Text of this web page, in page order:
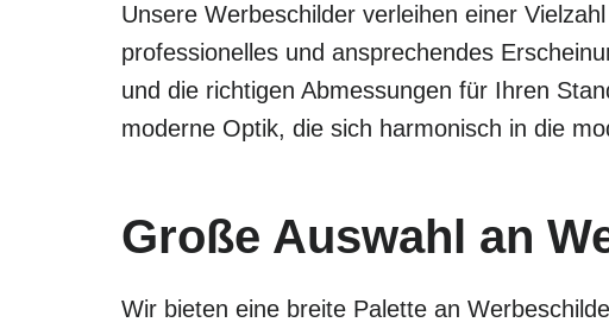
Unsere Werbeschilder verleihen einer
professionelles und ansprechendes
und die richtigen Abmessungen für Ihren
moderne Optik, die sich harmonisch in die
Große Auswahl an
Wir bieten eine breite Palette an